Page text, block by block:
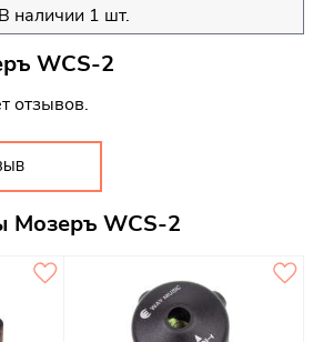
В наличии 1 шт.
WCS-2
отзывов.
Мозеръ WCS-2